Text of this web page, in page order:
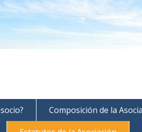
Composición de la